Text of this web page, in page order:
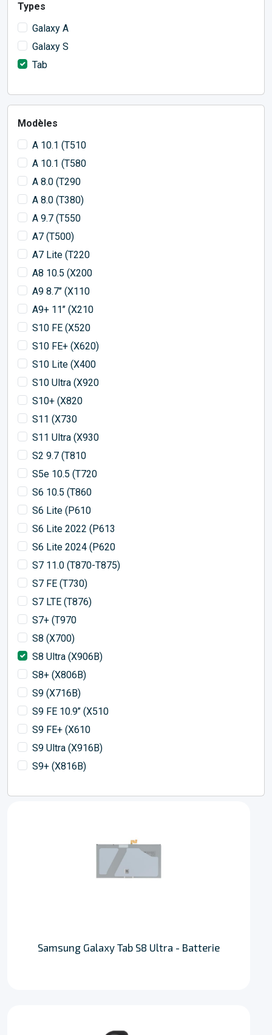
Types
Galaxy A
Galaxy S
Tab
Modèles
A 10.1 (T510
A 10.1 (T580
A 8.0 (T290
A 8.0 (T380)
A 9.7 (T550
A7 (T500)
A7 Lite (T220
A8 10.5 (X200
A9 8.7’’ (X110
A9+ 11’’ (X210
S10 FE (X520
S10 FE+ (X620)
S10 Lite (X400
S10 Ultra (X920
S10+ (X820
S11 (X730
S11 Ultra (X930
S2 9.7 (T810
S5e 10.5 (T720
S6 10.5 (T860
S6 Lite (P610
S6 Lite 2022 (P613
S6 Lite 2024 (P620
S7 11.0 (T870-T875)
S7 FE (T730)
S7 LTE (T876)
S7+ (T970
S8 (X700)
S8 Ultra (X906B)
S8+ (X806B)
S9 (X716B)
S9 FE 10.9’’ (X510
S9 FE+ (X610
S9 Ultra (X916B)
S9+ (X816B)
Samsung Galaxy Tab S8 Ultra - Batterie